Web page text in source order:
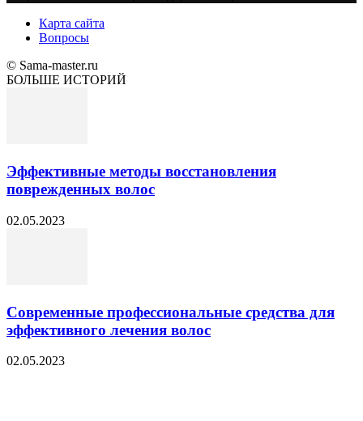
Карта сайта
Вопросы
© Sama-master.ru
БОЛЬШЕ ИСТОРИЙ
Эффективные методы восстановления
поврежденных волос
02.05.2023
Современные профессиональные средства для
эффективного лечения волос
02.05.2023